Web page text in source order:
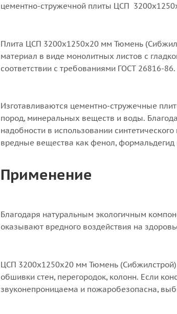
цементно-стружечной плиты ЦСП
Плита ЦСП 3200x1250x20 мм Тюмень
материал в виде монолитных листов с
соответствии с требованиями ГОСТ 26816-86.
Изготавливаются цементно-стружечные
пород, минеральных веществ и воды.
надобности в использовании синтетического
вредные вещества как фенол, формальдегид
Применение
Благодаря натуральным экологичным
оказывают вредного воздействия на
ЦСП 3200x1250x20 мм Тюмень
обшивки стен, перегородок, колонн. Если
звуконепроницаема и пожаробезопасна,